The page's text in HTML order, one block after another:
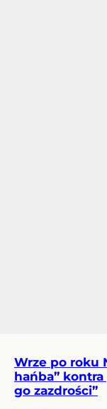
Wrze po roku
hańba” kontra
go zazdrości”